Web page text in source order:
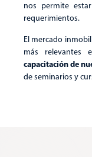
nos permite
requerimientos.
El mercado
más relevantes
capacitación de
de seminarios y